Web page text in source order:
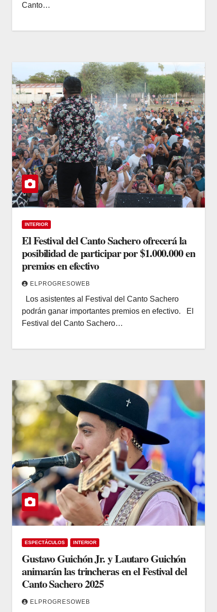
Canto…
INTERIOR
El Festival del Canto Sachero ofrecerá la
posibilidad de participar por $1.000.000 en
premios en efectivo
ELPROGRESOWEB
Los asistentes al Festival del Canto Sachero
podrán ganar importantes premios en efectivo. El
Festival del Canto Sachero…
ESPECTÁCULOS INTERIOR
Gustavo Guichón Jr. y Lautaro Guichón
animarán las trincheras en el Festival del
Canto Sachero 2025
ELPROGRESOWEB